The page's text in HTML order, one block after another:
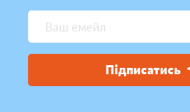
Підписатись